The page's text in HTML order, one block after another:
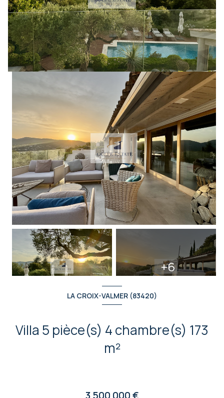
+6
LA CROIX-VALMER (83420)
Villa 5 pièce(s) 4 chambre(s) 173
m²